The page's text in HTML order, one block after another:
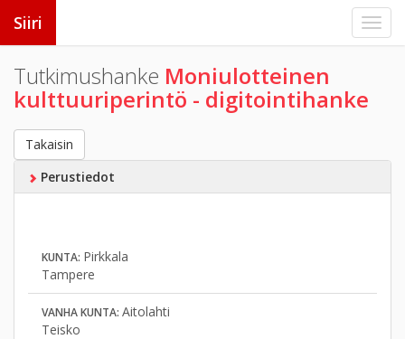
Siiri
Tutkimushanke Moniulotteinen
kulttuuriperintö - digitointihanke
Takaisin
Perustiedot
KUNTA: Pirkkala
Tampere
VANHA KUNTA: Aitolahti
Teisko